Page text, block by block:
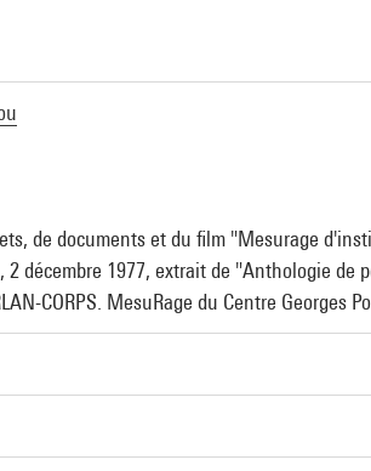
de documents et du film "Mesurage
décembre 1977, extrait de "Anthologie de
CORPS. MesuRage du Centre Georges